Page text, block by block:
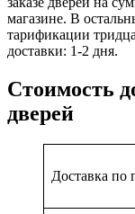
магазине. В
тарификации
доставки: 1-2 дня.
Стоимость
дверей
Доставка по